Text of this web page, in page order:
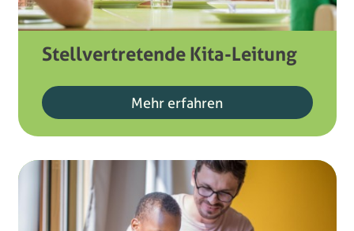
Stellvertretende Kita-Leitung
Mehr erfahren